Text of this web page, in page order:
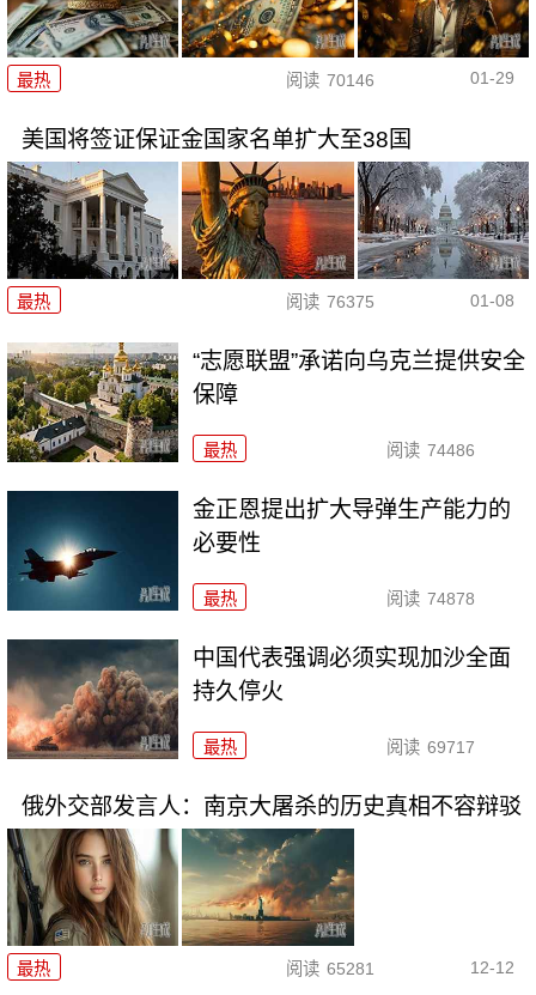
最热 阅读 70146 01-29
美国将签证保证金国家名单扩大至38国
最热 阅读 76375 01-08
“志愿联盟”承诺向乌克兰提供安全
保障
最热 阅读 74486
金正恩提出扩大导弹生产能力的
必要性
最热 阅读 74878
中国代表强调必须实现加沙全面
持久停火
最热 阅读 69717
俄外交部发言人：南京大屠杀的历史真相不容辩驳
最热 阅读 65281 12-12